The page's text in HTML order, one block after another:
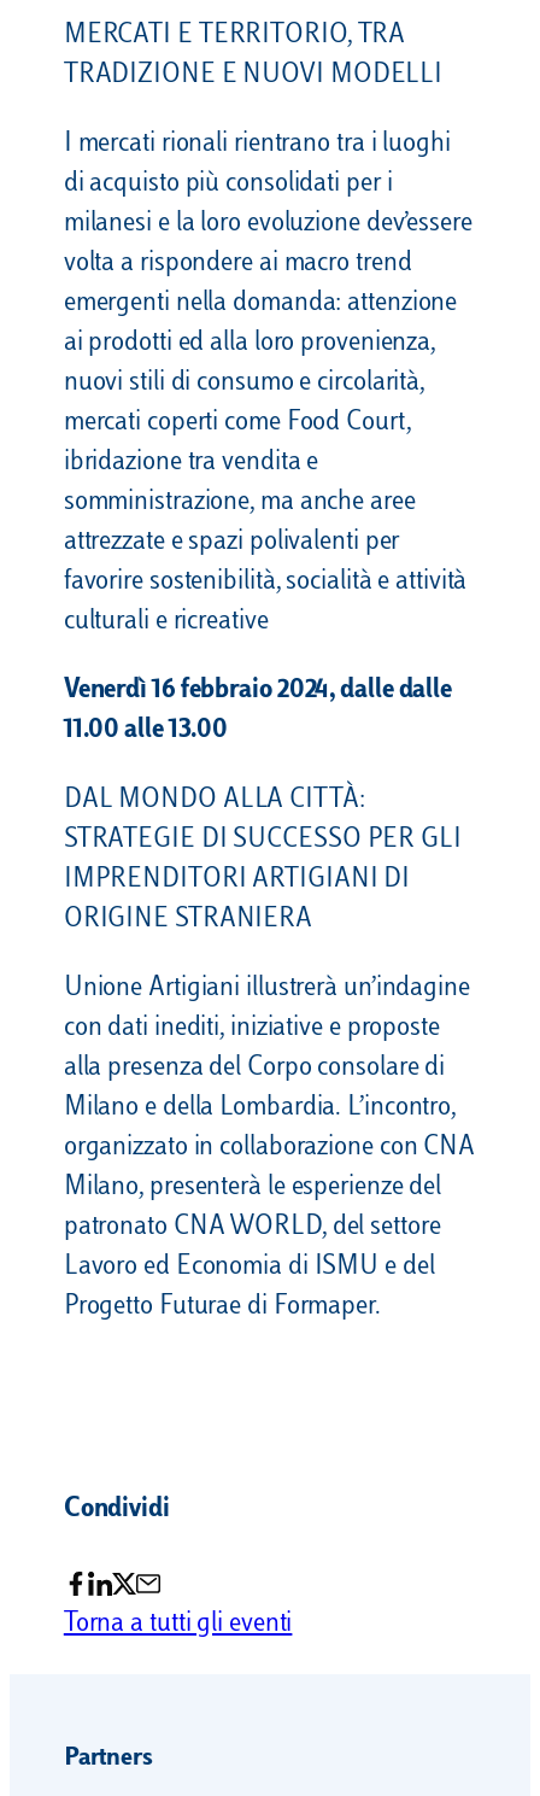
MERCATI E TERRITORIO, TRA
TRADIZIONE E NUOVI MODELLI
I mercati rionali rientrano tra i luoghi
di acquisto più consolidati per i
milanesi e la loro evoluzione dev’essere
volta a rispondere ai macro trend
emergenti nella domanda: attenzione
ai prodotti ed alla loro provenienza,
nuovi stili di consumo e circolarità,
mercati coperti come Food Court,
ibridazione tra vendita e
somministrazione, ma anche aree
attrezzate e spazi polivalenti per
favorire sostenibilità, socialità e attività
culturali e ricreative
Venerdì 16 febbraio 2024, dalle dalle
11.00 alle 13.00
DAL MONDO ALLA CITTÀ:
STRATEGIE DI SUCCESSO PER GLI
IMPRENDITORI ARTIGIANI DI
ORIGINE STRANIERA
Unione Artigiani illustrerà un’indagine
con dati inediti, iniziative e proposte
alla presenza del Corpo consolare di
Milano e della Lombardia. L’incontro,
organizzato in collaborazione con CNA
Milano, presenterà le esperienze del
patronato CNA WORLD, del settore
Lavoro ed Economia di ISMU e del
Progetto Futurae di Formaper.
Condividi
Torna a tutti gli eventi
Partners